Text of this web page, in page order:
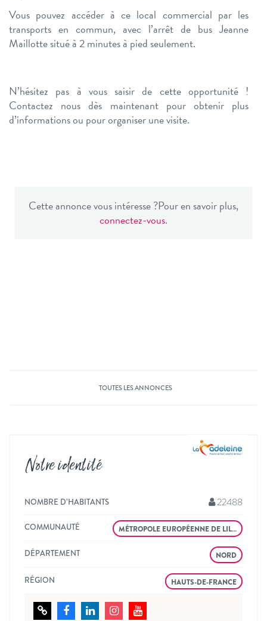
Vous pouvez accéder à ce local commercial par les
transports en commun, avec l’arrêt de bus Jeanne
Maillotte situé à 2 minutes à pied seulement.
N’hésitez pas à vous saisir de cette opportunité !
Contactez nous dès maintenant pour obtenir plus
d’informations ou pour organiser une visite.
Cette annonce vous intéresse ?Pour en savoir plus,
connectez-vous.
TOUTES LES ANNONCES
Notre identité
NOMBRE D’HABITANTS 22488
COMMUNAUTÉ MÉTROPOLE EUROPÉENNE DE LIL…
DÉPARTEMENT NORD
RÉGION HAUTS-DE-FRANCE